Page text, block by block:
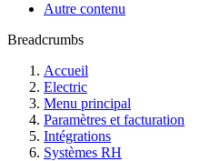
Autre contenu
Breadcrumbs
Accueil
Electric
Menu principal
Paramètres et facturation
Intégrations
Systèmes RH